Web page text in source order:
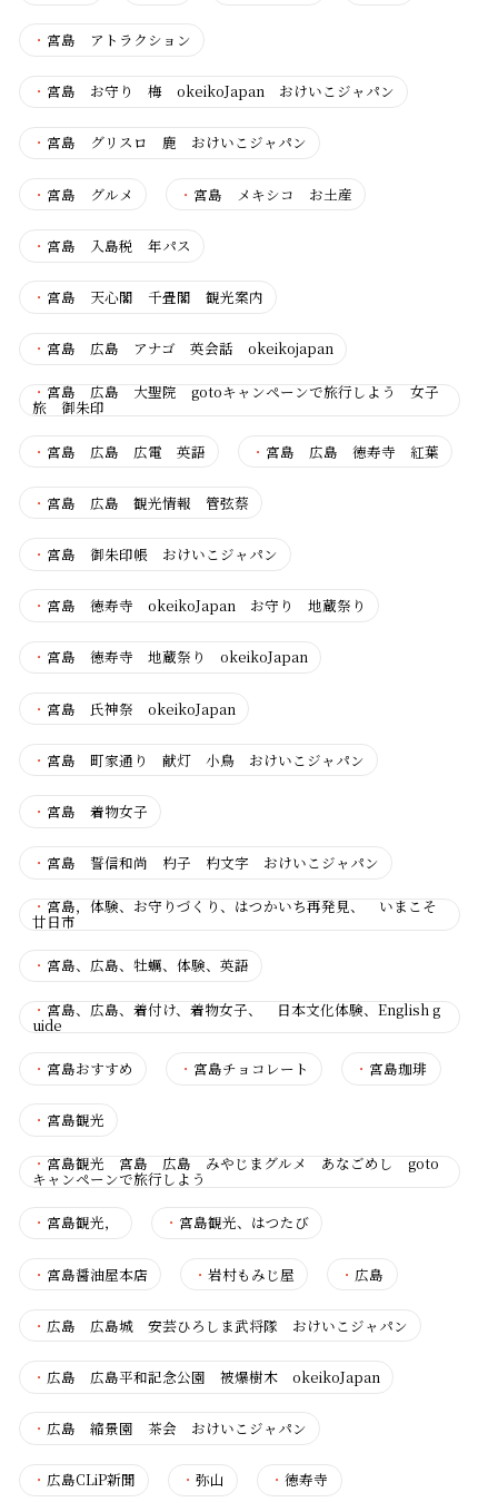
・ 宮島 アトラクション
・ 宮島 お守り 梅 okeikoJapan おけいこジャパン
・ 宮島 グリスロ 鹿 おけいこジャパン
・ 宮島 グルメ ・ 宮島 メキシコ お土産
・ 宮島 入島税 年パス
・ 宮島 天心閣 千畳閣 観光案内
・ 宮島 広島 アナゴ 英会話 okeikojapan
・ 宮島 広島 大聖院 gotoキャンペーンで旅行しよう 女子
旅 御朱印
・ 宮島 広島 広電 英語 ・ 宮島 広島 徳寿寺 紅葉
・ 宮島 広島 観光情報 管弦蔡
・ 宮島 御朱印帳 おけいこジャパン
・ 宮島 徳寿寺 okeikoJapan お守り 地蔵祭り
・ 宮島 徳寿寺 地蔵祭り okeikoJapan
・ 宮島 氏神祭 okeikoJapan
・ 宮島 町家通り 献灯 小鳥 おけいこジャパン
・ 宮島 着物女子
・ 宮島 誓信和尚 杓子 杓文字 おけいこジャパン
・ 宮島，体験、お守りづくり、はつかいち再発見、 いまこそ
廿日市
・ 宮島、広島、牡蠣、体験、英語
・ 宮島、広島、着付け、着物女子、 日本文化体験、English g
uide
・ 宮島おすすめ ・ 宮島チョコレート ・ 宮島珈琲
・ 宮島観光
・ 宮島観光 宮島 広島 みやじまグルメ あなごめし goto
キャンペーンで旅行しよう
・ 宮島観光， ・ 宮島観光、はつたび
・ 宮島醤油屋本店 ・岩村もみじ屋 ・ 広島
・ 広島 広島城 安芸ひろしま武将隊 おけいこジャパン
・ 広島 広島平和記念公園 被爆樹木 okeikoJapan
・ 広島 縮景園 茶会 おけいこジャパン
・ 広島CLiP新聞 ・弥山 ・徳寿寺